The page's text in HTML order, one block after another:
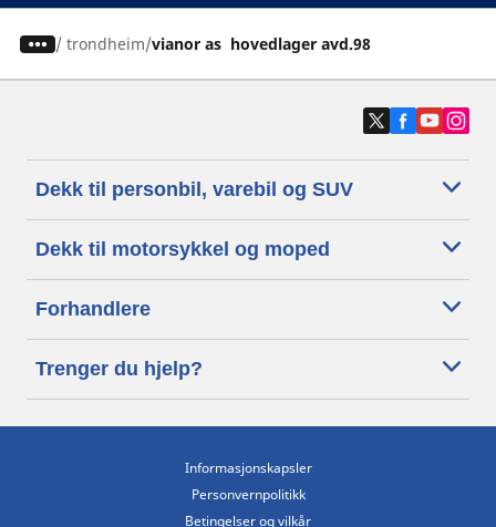
/ trondheim vianor as hovedlager avd.98
Dekk til personbil, varebil og SUV
Dekk til motorsykkel og moped
Forhandlere
Trenger du hjelp?
Informasjonskapsler
Personvernpolitikk
Betingelser og vilkår